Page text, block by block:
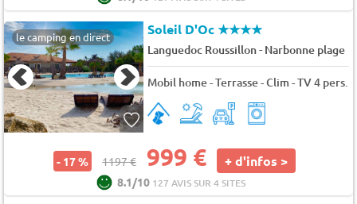
le camping en direct Soleil D'Oc★★★★
Languedoc Roussillon- Narbonne plage
Mobil home - Terrasse - Clim - TV 4 pers.
- 17 % 1197 € 999 € + d'infos >
8.1/10 127 AVIS SUR 4 SITES